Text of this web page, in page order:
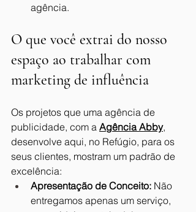
agência.
O que você extrai do nosso
espaço ao trabalhar com
marketing de influência
Os projetos que uma agência de
publicidade, com a Agência Abby,
desenvolve aqui, no Refúgio, para os
seus clientes, mostram um padrão de
excelência:
Apresentação de Conceito: Não
entregamos apenas um serviço,